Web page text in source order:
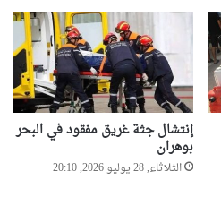
إنتشال جثة غريق مفقود في البحر
بوهران
الثلاثاء, 28 يوليو 2026, 20:10